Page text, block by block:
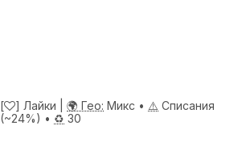
[ ] Лайки | 🌍 Гео: Микс • ⚠️ Списания
(~24%) • ♻️ 30